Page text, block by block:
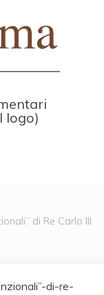
logo)
di Re Carlo III